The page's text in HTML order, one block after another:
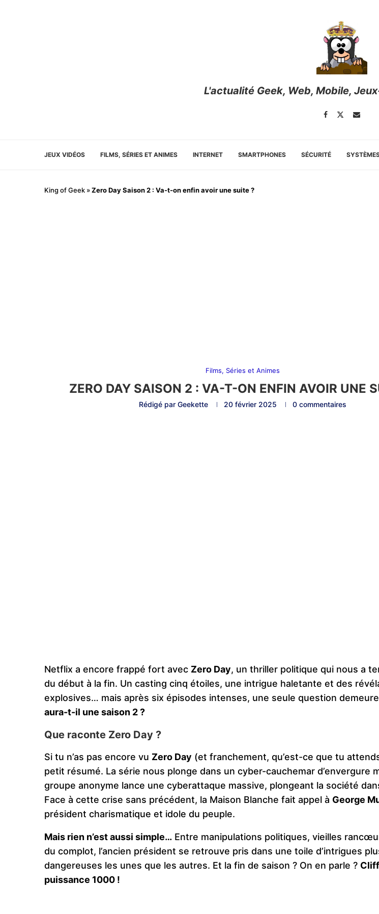
L'actualité Geek, Web, Mobile,
JEUX VIDÉOS FILMS, SÉRIES ET ANIMES INTERNET SMARTPHONES SÉCURITÉ
King of Geek »Zero Day Saison 2 : Va-t-on enfin avoir une suite ?
Films, Séries et Animes
ZERO DAY SAISON 2 : VA-T-ON ENFIN AVOIR UNE
Rédigé par Geekette 20 février 2025 0 commentaires
Netflix a encore frappé fort avec Zero Day, un thriller politique qui nous a
du début à la fin. Un casting cinq étoiles, une intrigue haletante et des
explosives… mais après six épisodes intenses, une seule question
aura-t-il une saison 2 ?
Que raconte Zero Day ?
Si tu n’as pas encore vu Zero Day (et franchement, qu’est-ce que tu
petit résumé. La série nous plonge dans un cyber-cauchemar d’envergure
groupe anonyme lance une cyberattaque massive, plongeant la société
Face à cette crise sans précédent, la Maison Blanche fait appel à George
président charismatique et idole du peuple.
Mais rien n’est aussi simple… Entre manipulations politiques, vieilles
du complot, l’ancien président se retrouve pris dans une toile d’intrigues
dangereuses les unes que les autres. Et la fin de saison ? On en parle ?
puissance 1000 !